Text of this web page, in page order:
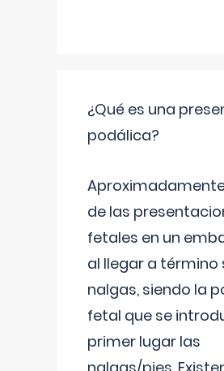
¿Qué es una
podálica?
Aproximadamente
de las
fetales en un
al llegar a término
nalgas, siendo la
fetal que se
primer lugar las